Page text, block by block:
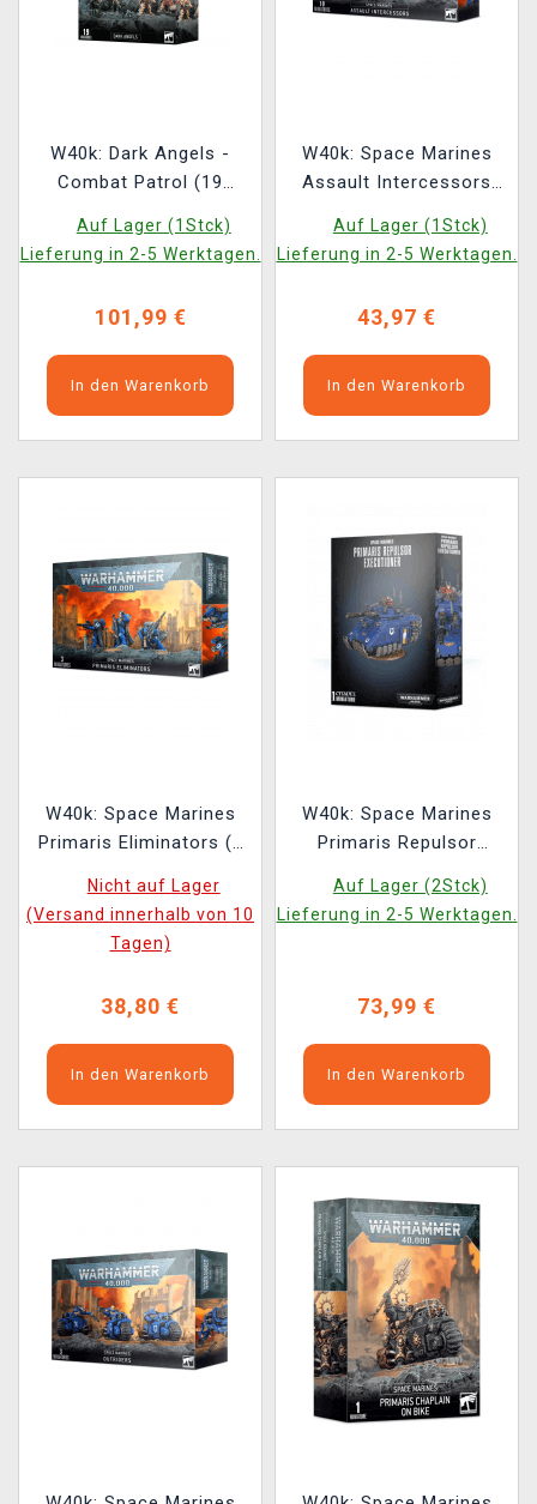
W40k: Dark Angels -
Combat Patrol (19
Auf Lager (1Stck)
Lieferung in 2-5 Werktagen.
101,99 €
In den Warenkorb
W40k: Space Marines
Assault Intercessors
Auf Lager (1Stck)
Lieferung in 2-5 Werktagen.
43,97 €
In den Warenkorb
W40k: Space Marines
Primaris Eliminators (3
Nicht auf Lager
(Versand innerhalb von 10
Tagen)
38,80 €
In den Warenkorb
W40k: Space Marines
Primaris Repulsor
Auf Lager (2Stck)
Lieferung in 2-5 Werktagen.
73,99 €
In den Warenkorb